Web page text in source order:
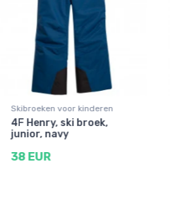
Skibroeken voor kinderen
4F Henry, ski broek,
junior, navy
38 EUR